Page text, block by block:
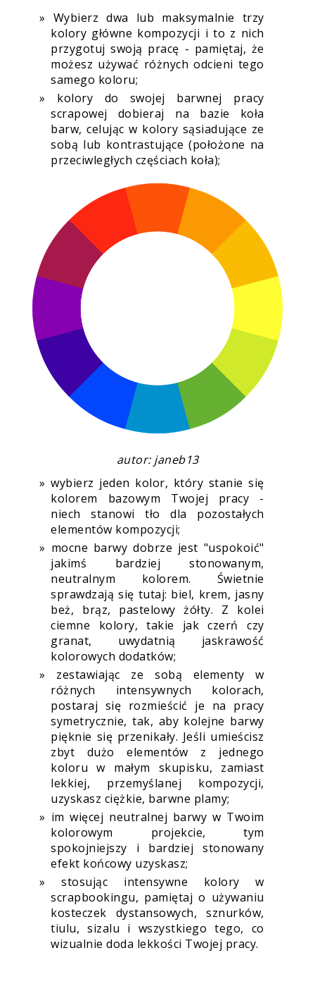
Wybierz dwa lub maksymalnie trzy
kolory główne kompozycji i to z nich
przygotuj swoją pracę - pamiętaj, że
możesz używać różnych odcieni tego
samego koloru;
kolory do swojej barwnej pracy
scrapowej dobieraj na bazie koła
barw, celując w kolory sąsiadujące ze
sobą lub kontrastujące (położone na
przeciwległych częściach koła);
autor: janeb13
wybierz jeden kolor, który stanie się
kolorem bazowym Twojej pracy -
niech stanowi tło dla pozostałych
elementów kompozycji;
mocne barwy dobrze jest "uspokoić"
jakimś bardziej stonowanym,
neutralnym kolorem. Świetnie
sprawdzają się tutaj: biel, krem, jasny
beż, brąz, pastelowy żółty. Z kolei
ciemne kolory, takie jak czerń czy
granat, uwydatnią jaskrawość
kolorowych dodatków;
zestawiając ze sobą elementy w
różnych intensywnych kolorach,
postaraj się rozmieścić je na pracy
symetrycznie, tak, aby kolejne barwy
pięknie się przenikały. Jeśli umieścisz
zbyt dużo elementów z jednego
koloru w małym skupisku, zamiast
lekkiej, przemyślanej kompozycji,
uzyskasz ciężkie, barwne plamy;
im więcej neutralnej barwy w Twoim
kolorowym projekcie, tym
spokojniejszy i bardziej stonowany
efekt końcowy uzyskasz;
stosując intensywne kolory w
scrapbookingu, pamiętaj o używaniu
kosteczek dystansowych, sznurków,
tiulu, sizalu i wszystkiego tego, co
wizualnie doda lekkości Twojej pracy.